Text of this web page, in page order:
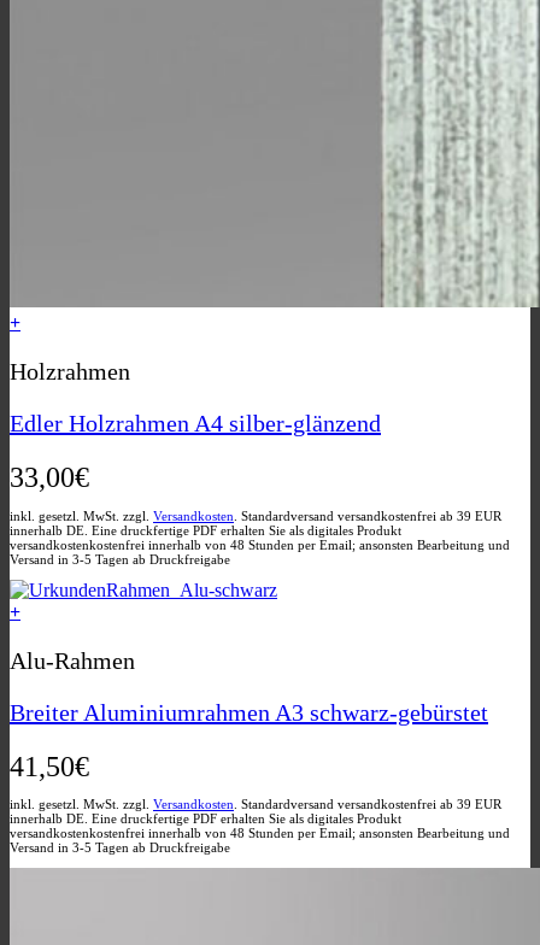
+
Holzrahmen
Edler Holzrahmen A4 silber-glänzend
33,00€
inkl. gesetzl. MwSt. zzgl. Versandkosten . Standardversand versandkostenfrei ab 39 EUR
innerhalb DE. Eine druckfertige PDF erhalten Sie als digitales Produkt
versandkostenkostenfrei innerhalb von 48 Stunden per Email; ansonsten Bearbeitung und
Versand in 3-5 Tagen ab Druckfreigabe
+
Alu-Rahmen
Breiter Aluminiumrahmen A3 schwarz-gebürstet
41,50€
inkl. gesetzl. MwSt. zzgl. Versandkosten . Standardversand versandkostenfrei ab 39 EUR
innerhalb DE. Eine druckfertige PDF erhalten Sie als digitales Produkt
versandkostenkostenfrei innerhalb von 48 Stunden per Email; ansonsten Bearbeitung und
Versand in 3-5 Tagen ab Druckfreigabe